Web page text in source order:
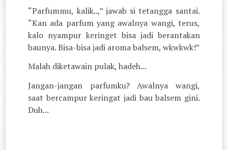
“Parfummu, kalik..,” jawab si tetangga santai.
“Kan ada parfum yang awalnya wangi, terus,
kalo nyampur keringet bisa jadi berantakan
baunya. Bisa-bisa jadi aroma balsem, wkwkwk!”
Malah diketawain pulak, hadeh...
Jangan-jangan parfumku? Awalnya wangi,
saat bercampur keringat jadi bau balsem gini.
Duh...